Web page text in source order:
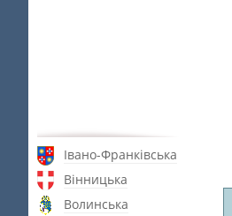
Івано-Франківська
Вінницька
Волинська